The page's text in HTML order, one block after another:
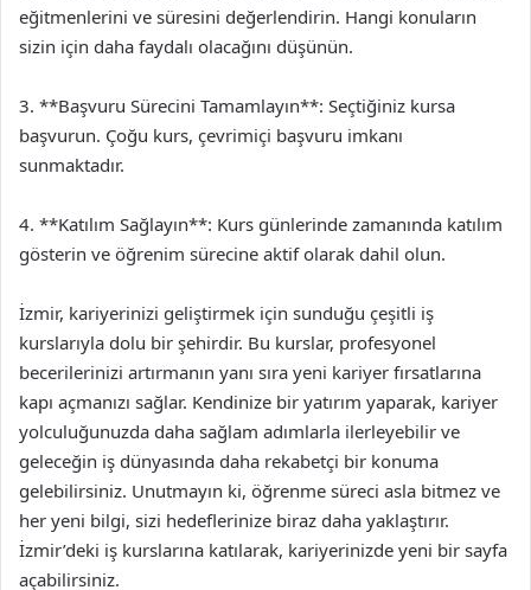
eğitmenlerini ve süresini değerlendirin. Hangi konuların
sizin için daha faydalı olacağını düşünün.
3. **Başvuru Sürecini Tamamlayın**: Seçtiğiniz kursa
başvurun. Çoğu kurs, çevrimiçi başvuru imkanı
sunmaktadır.
4. **Katılım Sağlayın**: Kurs günlerinde zamanında katılım
gösterin ve öğrenim sürecine aktif olarak dahil olun.
İzmir, kariyerinizi geliştirmek için sunduğu çeşitli iş
kurslarıyla dolu bir şehirdir. Bu kurslar, profesyonel
becerilerinizi artırmanın yanı sıra yeni kariyer fırsatlarına
kapı açmanızı sağlar. Kendinize bir yatırım yaparak, kariyer
yolculuğunuzda daha sağlam adımlarla ilerleyebilir ve
geleceğin iş dünyasında daha rekabetçi bir konuma
gelebilirsiniz. Unutmayın ki, öğrenme süreci asla bitmez ve
her yeni bilgi, sizi hedeflerinize biraz daha yaklaştırır.
İzmir’deki iş kurslarına katılarak, kariyerinizde yeni bir sayfa
açabilirsiniz.